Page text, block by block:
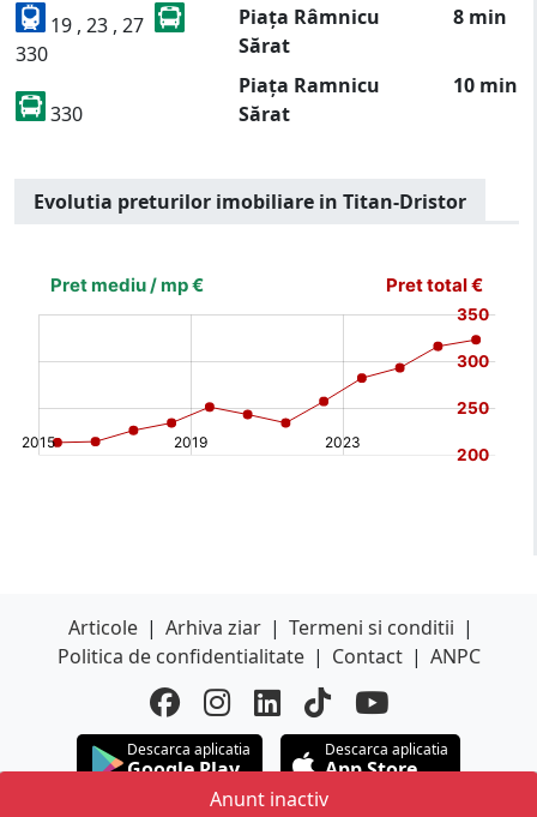
19 , 23 , 27
330
Piața Râmnicu
Sărat
8 min
330
Piața Ramnicu
Sărat
10 min
Evolutia preturilor imobiliare in Titan-Dristor
Anunt inactiv
Articole | Arhiva ziar | Termeni si conditii |
Politica de confidentialitate | Contact | ANPC
Descarca aplicatia
Google Play
Descarca aplicatia
App Store